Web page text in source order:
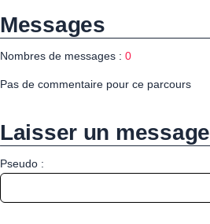
Messages
Nombres de messages : 0
Pas de commentaire pour ce parcours
Laisser un message
Pseudo :